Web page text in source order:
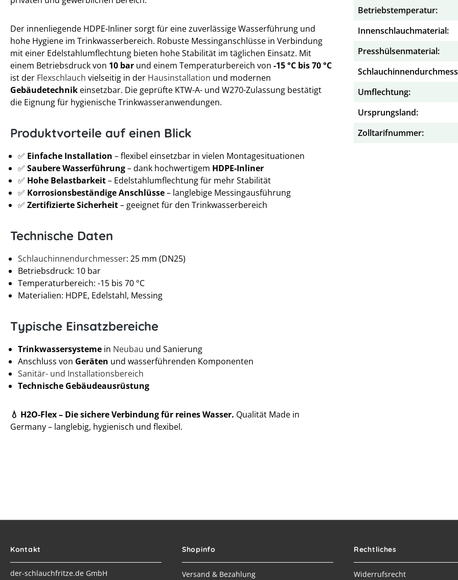
Der innenliegende HDPE-Inliner sorgt für eine zuverlässige Wasserführung und
hohe Hygiene im Trinkwasserbereich. Robuste Messinganschlüsse in Verbindung
mit einer Edelstahlumflechtung bieten hohe Stabilität im täglichen Einsatz. Mit
einem Betriebsdruck von 10 bar und einem Temperaturbereich von -15 °C bis 70 °C
ist der Flexschlauch vielseitig in der Hausinstallation und modernen
Gebäudetechnik einsetzbar. Die geprüfte KTW-A- und W270-Zulassung bestätigt
die Eignung für hygienische Trinkwasseranwendungen.
Produktvorteile auf einen Blick
✅ Einfache Installation – flexibel einsetzbar in vielen Montagesituationen
✅ Saubere Wasserführung– dank hochwertigem HDPE-Inliner
✅ Hohe Belastbarkeit– Edelstahlumflechtung für mehr Stabilität
✅ Korrosionsbeständige Anschlüsse– langlebige Messingausführung
✅ Zertifizierte Sicherheit– geeignet für den Trinkwasserbereich
Technische Daten
Schlauchinnendurchmesser: 25 mm (DN25)
Betriebsdruck: 10 bar
Temperaturbereich: -15 bis 70 °C
Materialien: HDPE, Edelstahl, Messing
Typische Einsatzbereiche
Trinkwassersysteme in Neubau und Sanierung
Anschluss von Geräten und wasserführenden Komponenten
Sanitär- und Installationsbereich
Technische Gebäudeausrüstung
💧 H2O-Flex – Die sichere Verbindung für reines Wasser. Qualität Made in
Germany – langlebig, hygienisch und flexibel.
Betriebstemperatur:
Innenschlauchmaterial:
Presshülsenmaterial:
Umflechtung:
Ursprungsland:
Zolltarifnummer:
Kontakt
der-schlauchfritze.de GmbH
Shopinfo
Versand & Bezahlung
Rechtliches
Widerrufsrecht